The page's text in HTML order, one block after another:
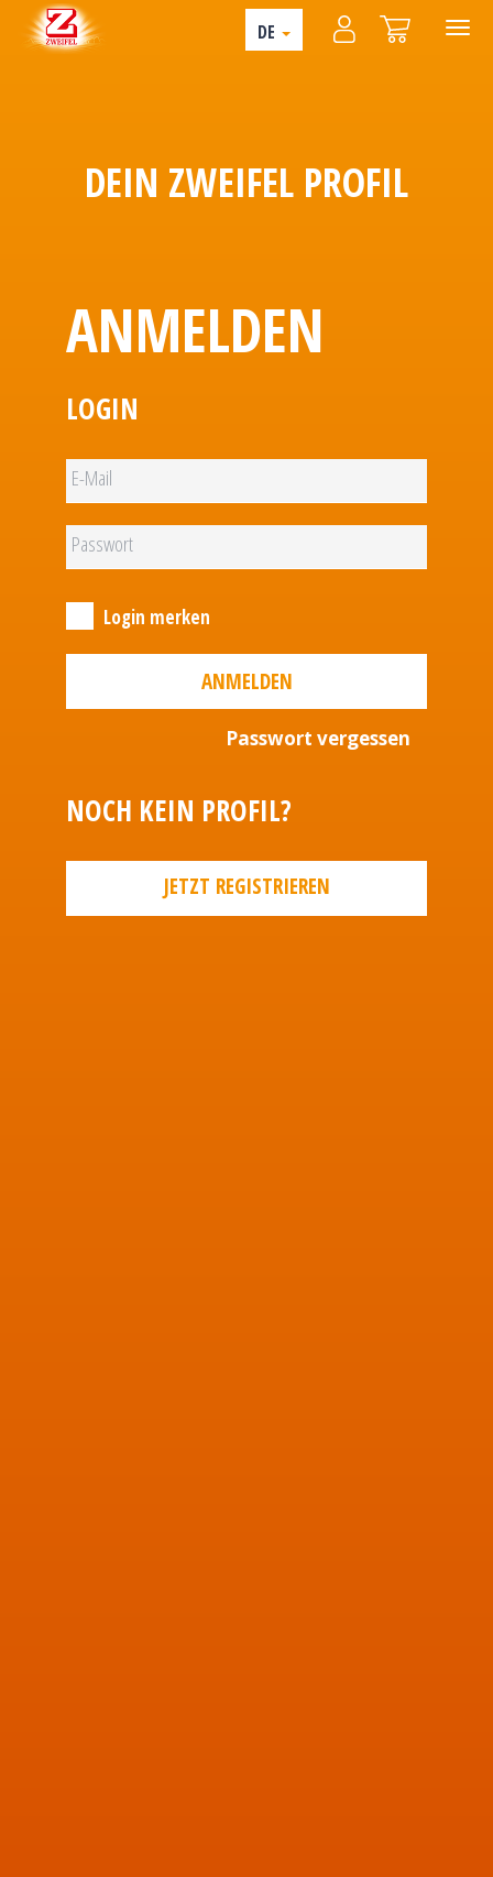
DE
DEIN ZWEIFEL PROFIL
ANMELDEN
LOGIN
Login merken
ANMELDEN
Passwort vergessen
NOCH KEIN PROFIL?
JETZT REGISTRIEREN